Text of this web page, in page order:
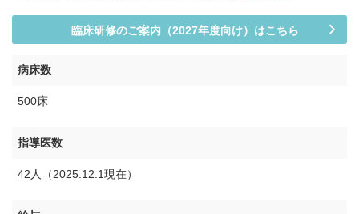
臨床研修のご案内（2027年度向け）はこちら
病床数
500床
指導医数
42人（2025.12.1現在）